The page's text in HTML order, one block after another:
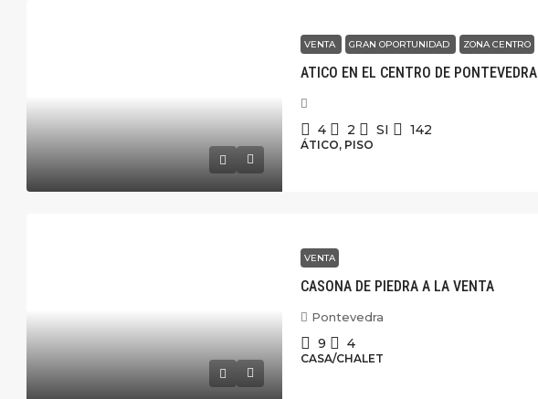
VENTA GRAN OPORTUNIDAD ZONA CENTRO
ATICO EN EL CENTRO DE PONTEVEDRA
4 2 SI 142
ÁTICO, PISO
VENTA
CASONA DE PIEDRA A LA VENTA
Pontevedra
9 4
CASA/CHALET